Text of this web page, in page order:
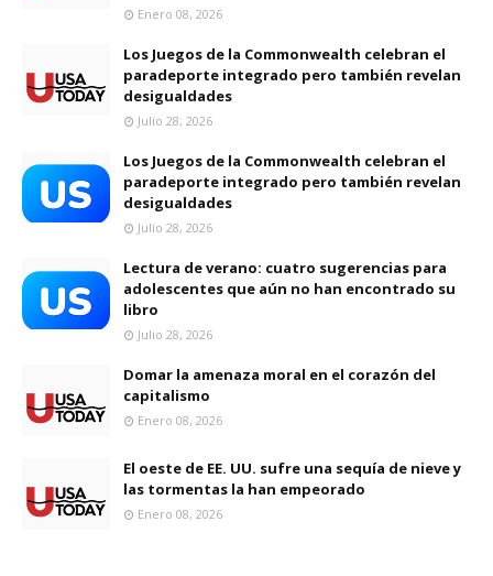
Enero 08, 2026
Los Juegos de la Commonwealth celebran el
paradeporte integrado pero también revelan
desigualdades
Julio 28, 2026
Los Juegos de la Commonwealth celebran el
paradeporte integrado pero también revelan
desigualdades
Julio 28, 2026
Lectura de verano: cuatro sugerencias para
adolescentes que aún no han encontrado su
libro
Julio 28, 2026
Domar la amenaza moral en el corazón del
capitalismo
Enero 08, 2026
El oeste de EE. UU. sufre una sequía de nieve y
las tormentas la han empeorado
Enero 08, 2026